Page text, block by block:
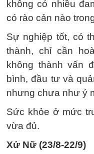
không có nhiều
có rào cản nào
Sự nghiệp tốt, có
thành, chỉ cần
không thành vấn
bình, đầu tư và
nhưng chưa như ý
Sức khỏe ở mức
vừa đủ.
Xử Nữ (23/8-22/9)